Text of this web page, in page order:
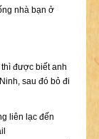
nhà bạn ở
được biết anh
sau đó bỏ đi
liên lạc đến